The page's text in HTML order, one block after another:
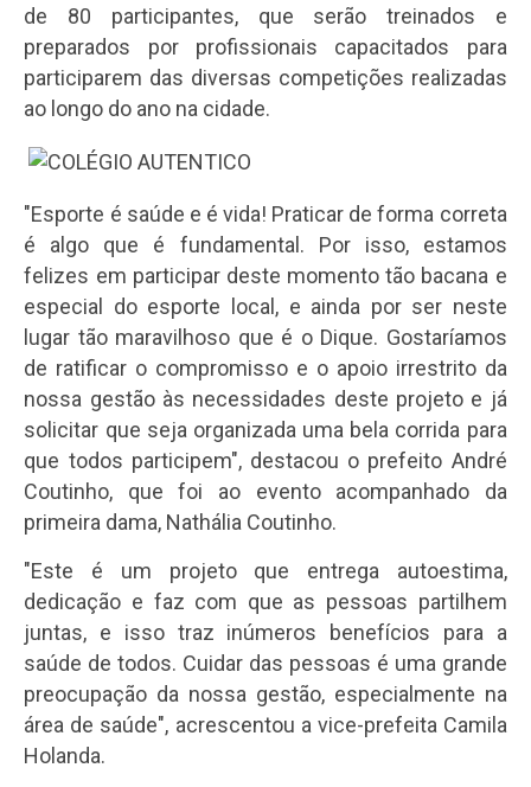
de 80 participantes, que serão treinados e
preparados por profissionais capacitados para
participarem das diversas competições realizadas
ao longo do ano na cidade.
"Esporte é saúde e é vida! Praticar de forma correta
é algo que é fundamental. Por isso, estamos
felizes em participar deste momento tão bacana e
especial do esporte local, e ainda por ser neste
lugar tão maravilhoso que é o Dique. Gostaríamos
de ratificar o compromisso e o apoio irrestrito da
nossa gestão às necessidades deste projeto e já
solicitar que seja organizada uma bela corrida para
que todos participem", destacou o prefeito André
Coutinho, que foi ao evento acompanhado da
primeira dama, Nathália Coutinho.
"Este é um projeto que entrega autoestima,
dedicação e faz com que as pessoas partilhem
juntas, e isso traz inúmeros benefícios para a
saúde de todos. Cuidar das pessoas é uma grande
preocupação da nossa gestão, especialmente na
área de saúde", acrescentou a vice-prefeita Camila
Holanda.